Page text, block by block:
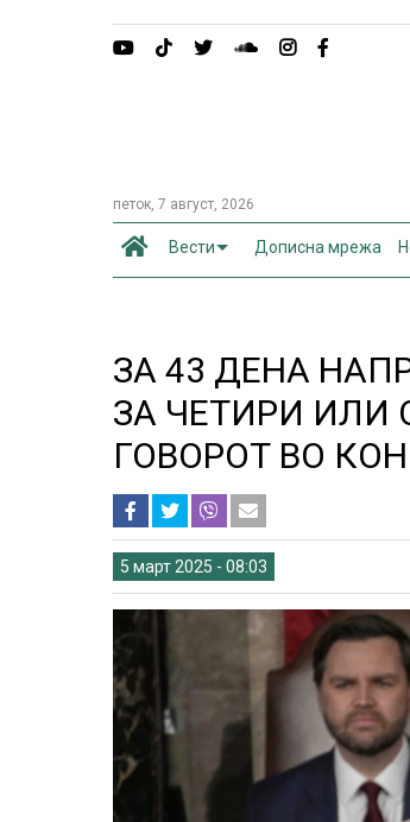
петок, 7 август, 2026
Вести Дописна мрежа
ЗА 43 ДЕНА
ЗА ЧЕТИРИ ИЛИ
ГОВОРОТ ВО
5 март 2025 - 08:03